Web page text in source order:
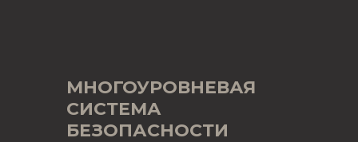
МНОГОУРОВНЕВАЯ
СИСТЕМА
БЕЗОПАСНОСТИ